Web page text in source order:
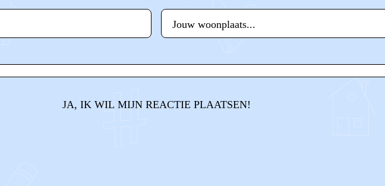
JA, IK WIL MIJN REACTIE PLAATSEN!